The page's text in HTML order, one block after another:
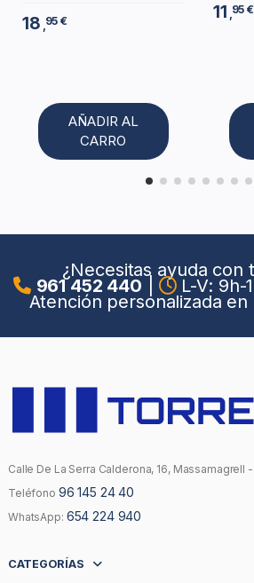
18 95 €
AÑADIR AL
CARRO
11 95 €
¿Necesitas ayuda con
961 452 440 L-V: 9h-
Atención personalizada
Calle De La Serra Calderona, 16, Massamagrell
Teléfono 96 145 24 40
WhatsApp: 654 224 940
CATEGORÍAS